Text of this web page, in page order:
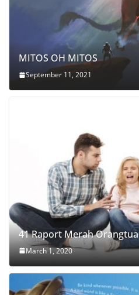
MITOS OH MITOS
September 11, 2021
41 Raport Merah Orangtua
March 1, 2020